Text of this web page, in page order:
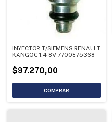
INYECTOR T/SIEMENS RENAULT
KANGOO 1.4 8V 7700875368
$97.270,00